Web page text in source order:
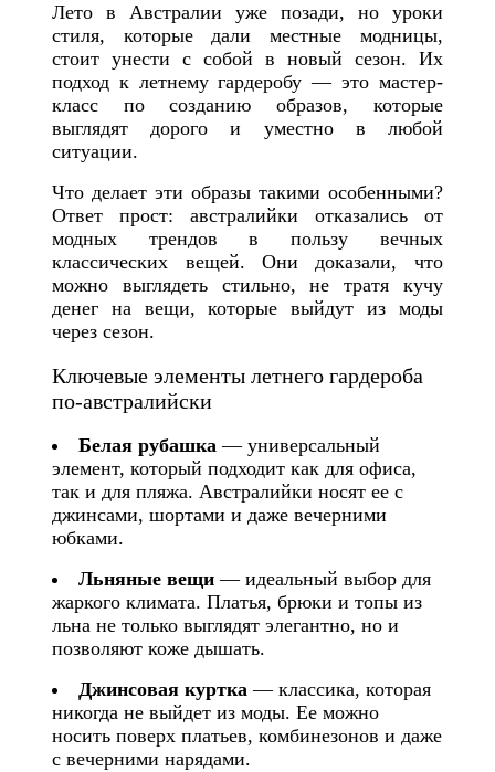
Лето в Австралии уже позади, но уроки
стиля, которые дали местные модницы,
стоит унести с собой в новый сезон. Их
подход к летнему гардеробу — это мастер-
класс по созданию образов, которые
выглядят дорого и уместно в любой
ситуации.
Что делает эти образы такими особенными?
Ответ прост: австралийки отказались от
модных трендов в пользу вечных
классических вещей. Они доказали, что
можно выглядеть стильно, не тратя кучу
денег на вещи, которые выйдут из моды
через сезон.
Ключевые элементы летнего гардероба
по-австралийски
Белая рубашка — универсальный
элемент, который подходит как для офиса,
так и для пляжа. Австралийки носят ее с
джинсами, шортами и даже вечерними
юбками.
Льняные вещи — идеальный выбор для
жаркого климата. Платья, брюки и топы из
льна не только выглядят элегантно, но и
позволяют коже дышать.
Джинсовая куртка — классика, которая
никогда не выйдет из моды. Ее можно
носить поверх платьев, комбинезонов и даже
с вечерними нарядами.